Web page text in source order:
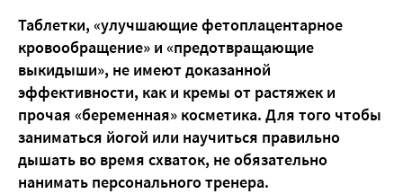
Таблетки, «улучшающие фетоплацентарное
кровообращение» и «предотвращающие
выкидыши», не имеют доказанной
эффективности, как и кремы от растяжек и
прочая «беременная» косметика. Для того чтобы
заниматься йогой или научиться правильно
дышать во время схваток, не обязательно
нанимать персонального тренера.